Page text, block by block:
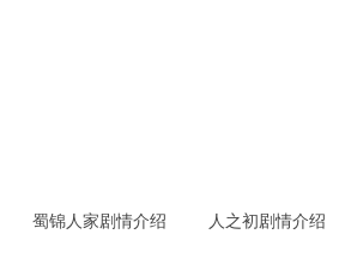
蜀锦人家剧情介绍 人之初剧情介绍